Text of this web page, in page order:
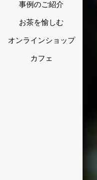
事例のご紹介
お茶を愉しむ
オンラインショップ
カフェ